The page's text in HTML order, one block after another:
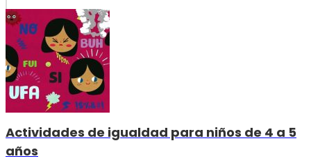
Actividades de igualdad para niños de 4 a 5
años